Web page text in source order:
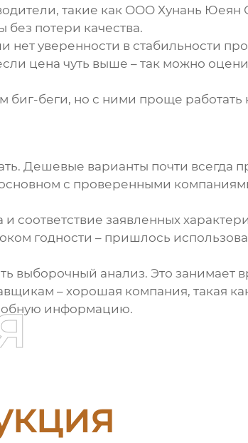
такие как OOO Хунань Юеян
без потери качества.
нет уверенности в стабильности
цена чуть выше – так можно
биг-беги, но с ними проще
Дешевые варианты почти всегда
основном с проверенными
соответствие заявленных
годности – пришлось
выборочный анализ. Это занимает
– хорошая компания, такая
информацию.